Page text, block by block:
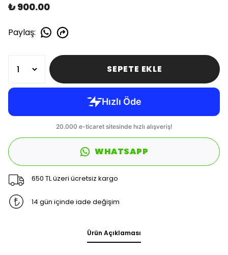
₺ 900.00
Paylaş:
SEPETE EKLE
WHATSAPP
650 TL üzeri ücretsiz kargo
14 gün içinde iade değişim
Ürün Açıklaması